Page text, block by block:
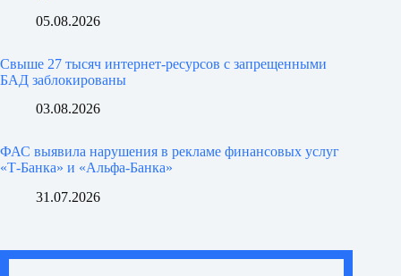
05.08.2026
Свыше 27 тысяч интернет-ресурсов с запрещенными
БАД заблокированы
03.08.2026
ФАС выявила нарушения в рекламе финансовых услуг
«Т-Банка» и «Альфа-Банка»
31.07.2026